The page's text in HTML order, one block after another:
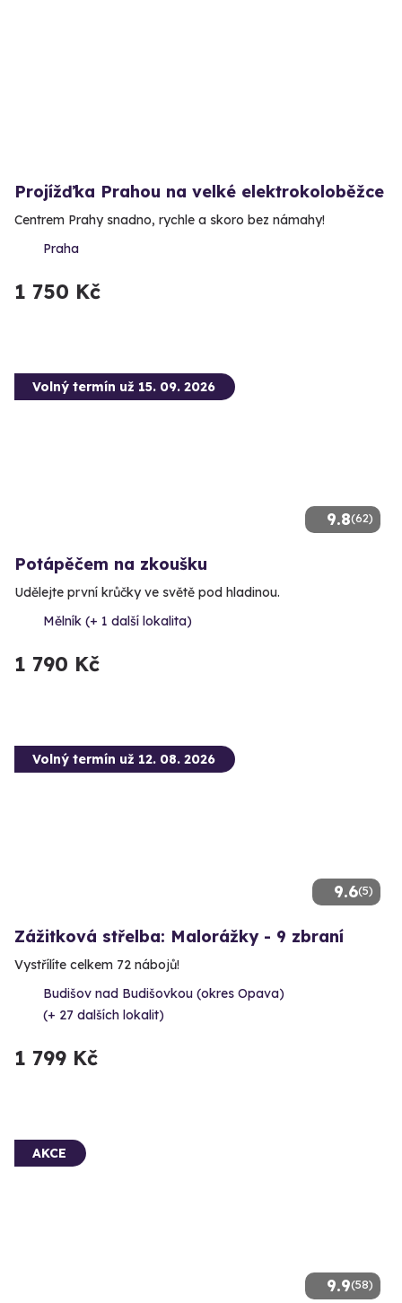
Projížďka Prahou na velké elektrokoloběžce
Centrem Prahy snadno, rychle a skoro bez námahy!
Praha
1 750 Kč
9.8(62)
Volný termín už 15. 09. 2026
Potápěčem na zkoušku
Udělejte první krůčky ve světě pod hladinou.
Mělník (+ 1 další lokalita)
1 790 Kč
9.6(5)
Volný termín už 12. 08. 2026
Zážitková střelba: Malorážky - 9 zbraní
Vystřílíte celkem 72 nábojů!
Budišov nad Budišovkou (okres Opava)
(+ 27 dalších lokalit)
1 799 Kč
9.9(58)
AKCE